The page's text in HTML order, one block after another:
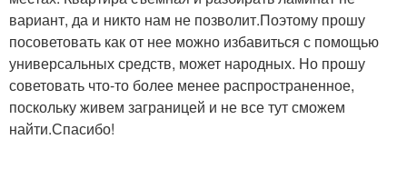
вариант, да и никто нам не позволит.Поэтому прошу
посоветовать как от нее можно избавиться с помощью
универсальных средств, может народных. Но прошу
советовать что-то более менее распространенное,
поскольку живем заграницей и не все тут сможем
найти.Спасибо!